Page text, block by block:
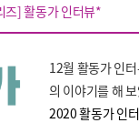
즈] 활동가 인터뷰*
12월 활동가 인
의 이야기를 해
2020 활동가 인